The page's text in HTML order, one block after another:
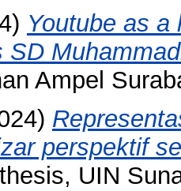
Youtube as
SD
Ampel
perspektif
UIN